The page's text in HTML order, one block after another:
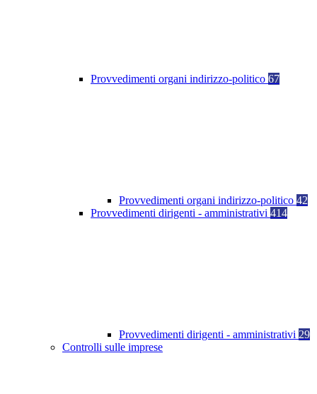
Provvedimenti organi indirizzo-politico 67
Provvedimenti organi indirizzo-politico 42
Provvedimenti dirigenti - amministrativi 414
Provvedimenti dirigenti - amministrativi 29
Controlli sulle imprese